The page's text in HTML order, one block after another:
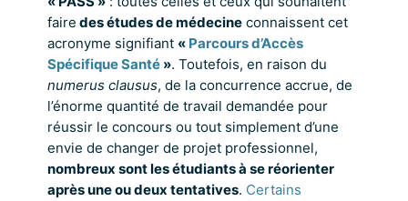
faire des études de médecine connaissent cet
acronyme signifiant « Parcours d’Accès
Spécifique Santé ». Toutefois, en raison du
numerus clausus, de la concurrence accrue, de
l’énorme quantité de travail demandée pour
réussir le concours ou tout simplement d’une
envie de changer de projet professionnel,
nombreux sont les étudiants à se réorienter
après une ou deux tentatives. Certains